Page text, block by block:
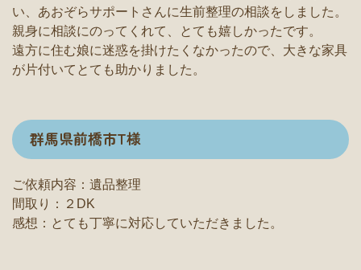
い、あおぞらサポートさんに生前整理の相談をしました。
親身に相談にのってくれて、とても嬉しかったです。
遠方に住む娘に迷惑を掛けたくなかったので、大きな家具
が片付いてとても助かりました。
群馬県前橋市T様
ご依頼内容：遺品整理
間取り：２DK
感想：とても丁寧に対応していただきました。